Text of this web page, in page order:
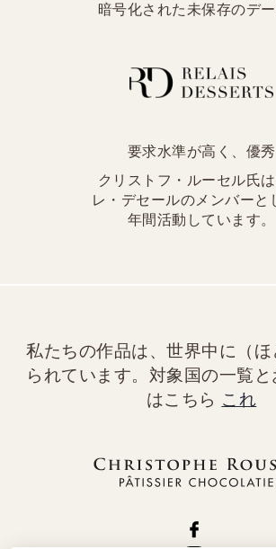
暗号化された未保存のデー
要求水準が高く、優秀
クリストフ・ルーセル氏
レ・デセールのメンバーと
年間活動しています。
私たちの作品は、世界中に（
られています。対象国の一覧
はこちら これ